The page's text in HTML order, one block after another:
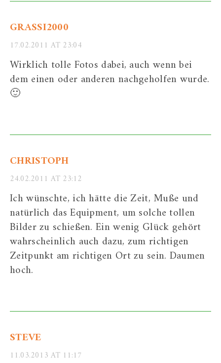
GRASSI2000
17.02.2011 AT 23:04
Wirklich tolle Fotos dabei, auch wenn bei
dem einen oder anderen nachgeholfen wurde.
🙂
CHRISTOPH
24.02.2011 AT 23:12
Ich wünschte, ich hätte die Zeit, Muße und
natürlich das Equipment, um solche tollen
Bilder zu schießen. Ein wenig Glück gehört
wahrscheinlich auch dazu, zum richtigen
Zeitpunkt am richtigen Ort zu sein. Daumen
hoch.
STEVE
11.03.2013 AT 11:17